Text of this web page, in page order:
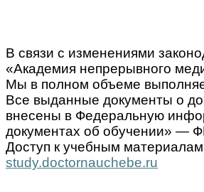
В связи с изменениями
«Академия непрерывного
Мы в полном объеме
Все выданные документы о
внесены в Федеральную
документах об обучении» —
Доступ к учебным
study.doctornauchebe.ru